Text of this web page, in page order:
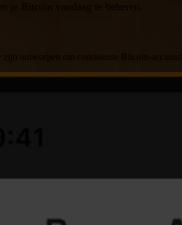
je Bitcoin vandaag te beheren.
zijn ontworpen om consistente Bitcoin-